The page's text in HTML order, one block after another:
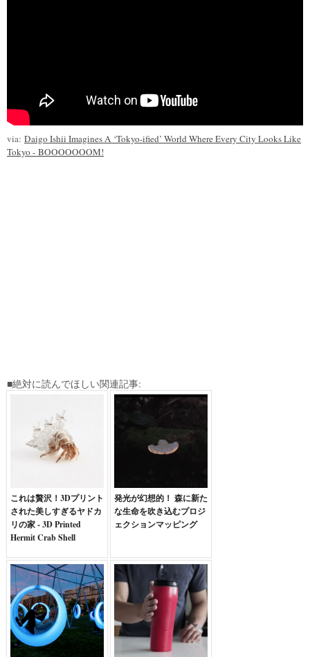
via: Daigo Ishii Imagines A ‘Tokyo-ified’ World Where Every City Looks Like
Tokyo - BOOOOOOOM!
■絶対に読んでほしい関連記事:
これは贅沢！3Dプリント
された美しすぎるヤドカ
リの家 - 3D Printed
Hermit Crab Shell
発光が幻想的！ 森に新た
な生命を吹き込むプロジ
ェクションマッピング